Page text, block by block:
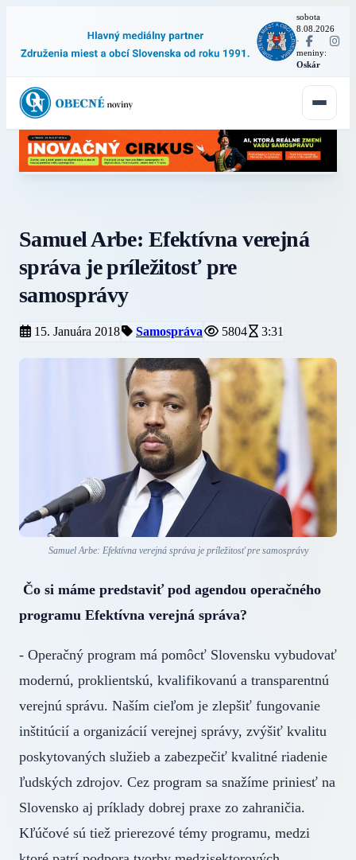
sobota
8.08.2026
·
meniny:
Oskár
Samuel Arbe: Efektívna verejná
správa je príležitosť pre
samosprávy
15. Januára 2018 Samospráva 5804 3:31
Samuel Arbe: Efektívna verejná správa je príležitosť pre samosprávy
Čo si máme predstaviť pod agendou operačného
programu Efektívna verejná správa?
- Operačný program má pomôcť Slovensku vybudovať
modernú, proklientskú, kvalifikovanú a transparentnú
verejnú správu. Naším cieľom je zlepšiť fungovanie
inštitúcií a organizácií verejnej správy, zvýšiť kvalitu
poskytovaných služieb a zabezpečiť kvalitné riadenie
ľudských zdrojov. Cez program sa snažíme priniesť na
Slovensko aj príklady dobrej praxe zo zahraničia.
Kľúčové sú tiež prierezové témy programu, medzi